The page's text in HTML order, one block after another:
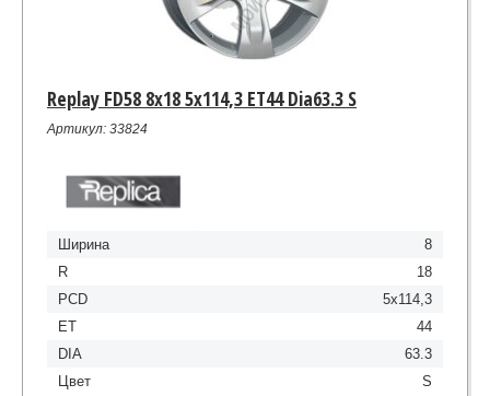
Replay FD58 8x18 5x114,3 ET44 Dia63.3 S
Артикул: 33824
Ширина
8
R
18
PCD
5x114,3
ET
44
DIA
63.3
Цвет
S